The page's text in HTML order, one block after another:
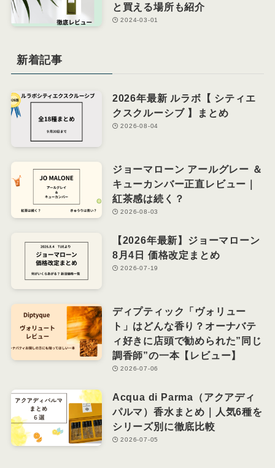
と買える場所も紹介
2024-03-01
新着記事
2026年最新 ルラボ【 シティエ
クスクルーシブ 】まとめ
2026-08-04
ジョーマローン アールグレー ＆
キューカンバー正直レビュー｜
紅茶感は続く？
2026-08-03
【2026年最新】ジョーマローン
8月4日 価格改定まとめ
2026-07-19
ディプティック「ヴォリュー
ト」はどんな香り？オーナバテ
ィ好きに店頭で勧められた”同じ
調香師”の一本【レビュー】
2026-07-06
Acqua di Parma（アクアディ
パルマ）香水まとめ｜人気6種を
シリーズ別に徹底比較
2026-07-05